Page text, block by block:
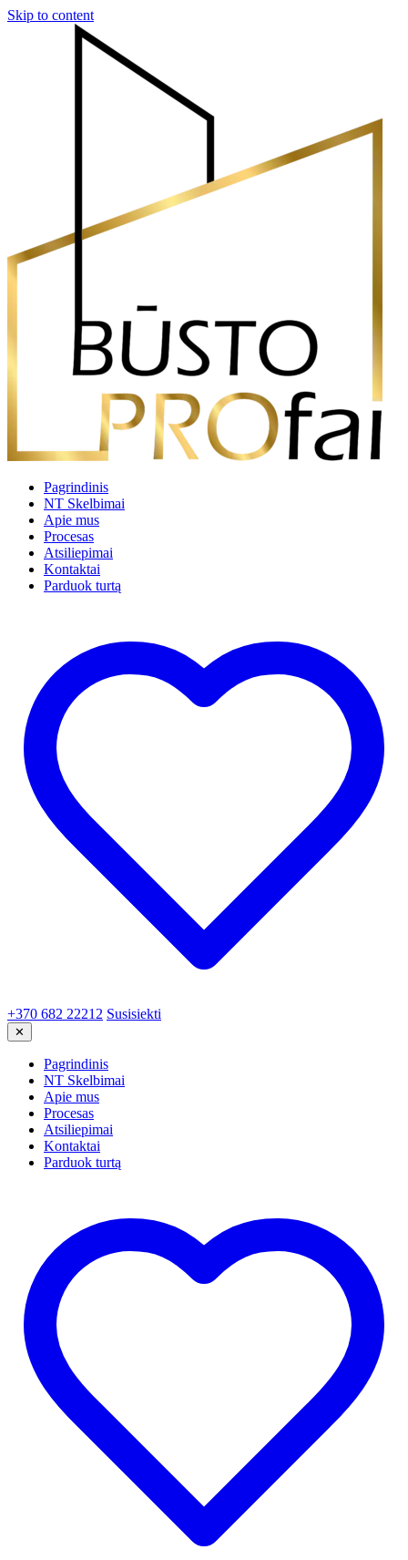
Skip to content
Pagrindinis
NT Skelbimai
Apie mus
Procesas
Atsiliepimai
Kontaktai
Parduok turtą
+370 682 22212 Susisiekti
✕
Pagrindinis
NT Skelbimai
Apie mus
Procesas
Atsiliepimai
Kontaktai
Parduok turtą